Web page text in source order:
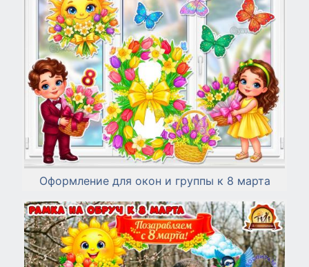
Оформление для окон и группы к 8 марта